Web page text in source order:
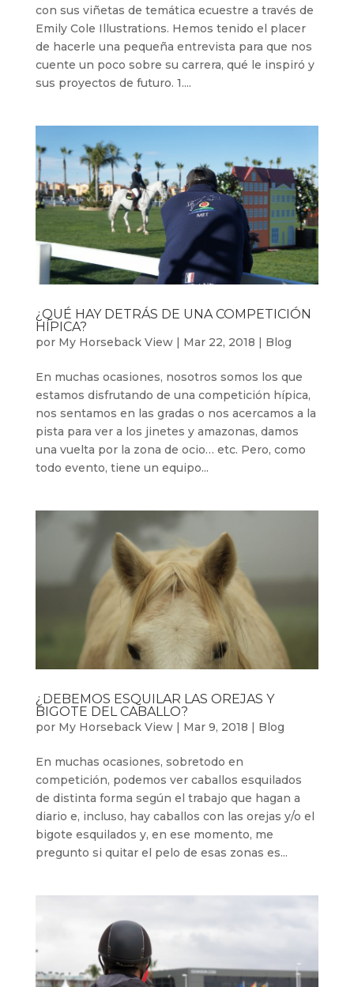
con sus viñetas de temática ecuestre a través de
Emily Cole Illustrations. Hemos tenido el placer
de hacerle una pequeña entrevista para que nos
cuente un poco sobre su carrera, qué le inspiró y
sus proyectos de futuro. 1....
¿QUÉ HAY DETRÁS DE UNA COMPETICIÓN
HÍPICA?
por My Horseback View| Mar 22, 2018 | Blog
En muchas ocasiones, nosotros somos los que
estamos disfrutando de una competición hípica,
nos sentamos en las gradas o nos acercamos a la
pista para ver a los jinetes y amazonas, damos
una vuelta por la zona de ocio… etc. Pero, como
todo evento, tiene un equipo...
¿DEBEMOS ESQUILAR LAS OREJAS Y
BIGOTE DEL CABALLO?
por My Horseback View| Mar 9, 2018 Blog
En muchas ocasiones, sobretodo en
competición, podemos ver caballos esquilados
de distinta forma según el trabajo que hagan a
diario e, incluso, hay caballos con las orejas y/o el
bigote esquilados y, en ese momento, me
pregunto si quitar el pelo de esas zonas es...